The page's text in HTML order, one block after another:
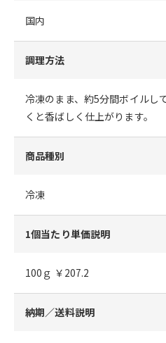
国内
調理方法
冷凍のまま、約5分間ボイルし
くと香ばしく仕上がります。
商品種別
冷凍
1個当たり単価説明
100ｇ ￥207.2
納期／送料説明